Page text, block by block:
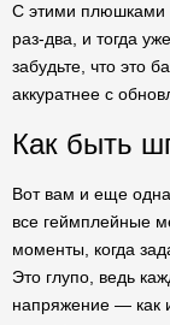
С этими плюшками
раз-два, и тогда
забудьте, что это
аккуратнее с
Как быть
Вот вам и еще
все геймплейные
моменты, когда
Это глупо, ведь
напряжение — как